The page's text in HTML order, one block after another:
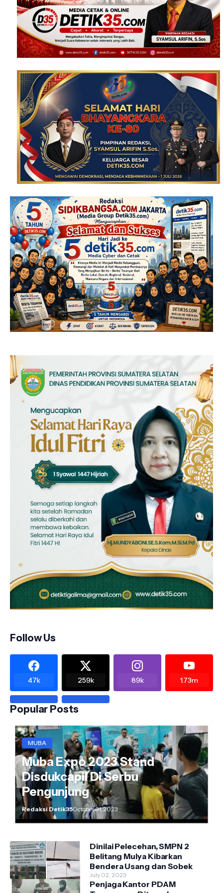
Follow Us
47k 259k 89k 1.73m
Popular Posts
MUBA
Muba Expo 2023 Stand
Disdukcapil Di Serbu
Pengunjung
Redaksi Detik35October 31, 2023
Dinilai Pelecehan, SMPN 2
Belitang Mulya Kibarkan
Bendera Usang dan Sobek
July 02, 2023
Penjaga Kantor PDAM